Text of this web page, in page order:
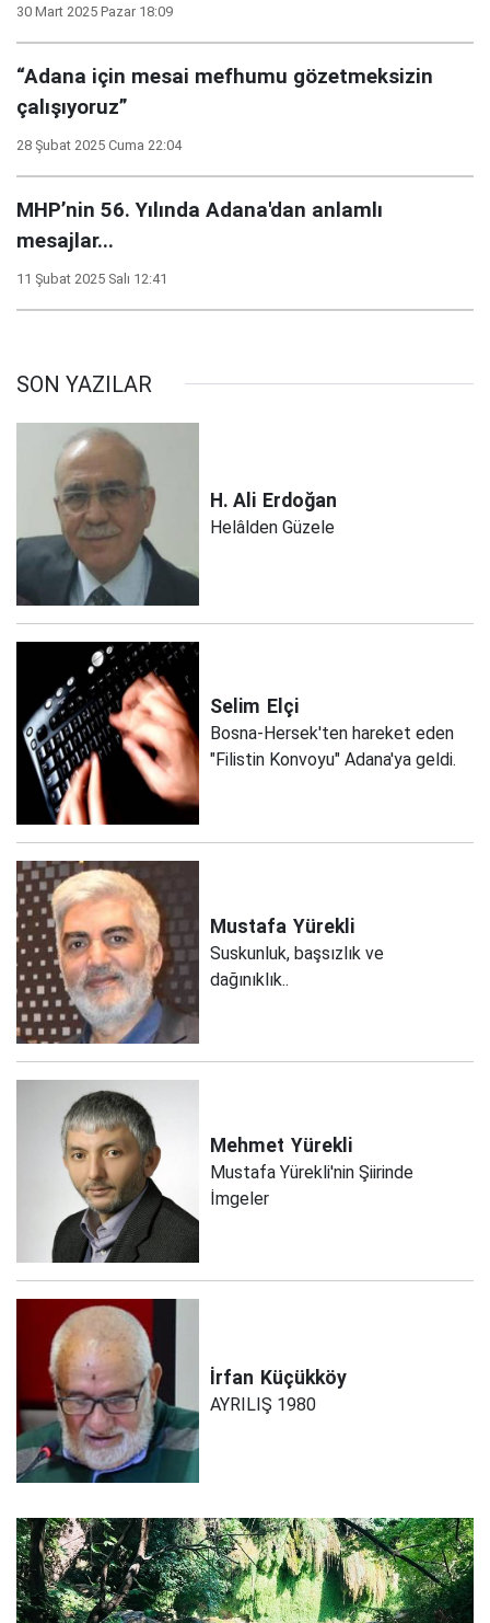
30 Mart 2025 Pazar 18:09
“Adana için mesai mefhumu gözetmeksizin
çalışıyoruz”
28 Şubat 2025 Cuma 22:04
MHP’nin 56. Yılında Adana'dan anlamlı
mesajlar...
11 Şubat 2025 Salı 12:41
SON YAZILAR
H. Ali Erdoğan
Helâlden Güzele
Selim Elçi
Bosna-Hersek'ten hareket eden
"Filistin Konvoyu" Adana'ya geldi.
Mustafa Yürekli
Suskunluk, başsızlık ve
dağınıklık..
Mehmet Yürekli
Mustafa Yürekli'nin Şiirinde
İmgeler
İrfan Küçükköy
AYRILIŞ 1980